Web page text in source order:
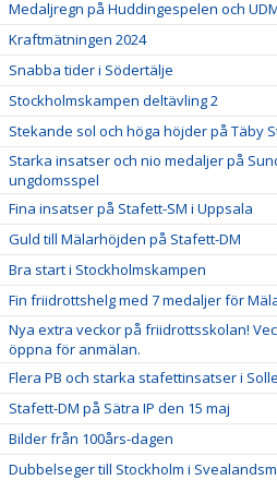
Medaljregn på Huddingespelen och
Kraftmätningen 2024
Snabba tider i Södertälje
Stockholmskampen deltävling 2
Stekande sol och höga höjder på Täby
Starka insatser och nio medaljer på
ungdomsspel
Fina insatser på Stafett-SM i Uppsala
Guld till Mälarhöjden på Stafett-DM
Bra start i Stockholmskampen
Fin friidrottshelg med 7 medaljer för
Nya extra veckor på friidrottsskolan!
öppna för anmälan.
Flera PB och starka stafettinsatser i
Stafett-DM på Sätra IP den 15 maj
Bilder från 100års-dagen
Dubbelseger till Stockholm i